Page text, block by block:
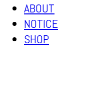
ABOUT
NOTICE
SHOP